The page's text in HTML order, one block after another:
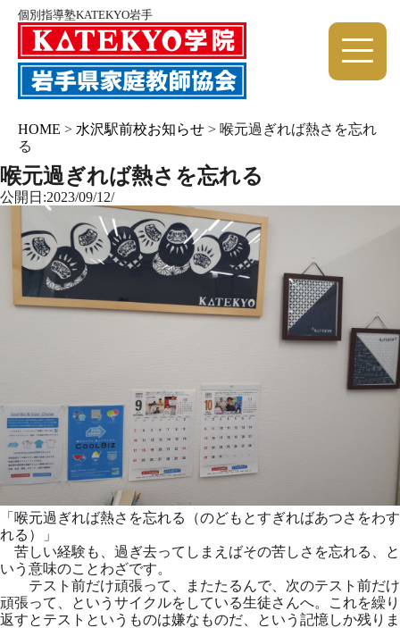
個別指導塾KATEKYO岩手
HOME > 水沢駅前校お知らせ > 喉元過ぎれば熱さを忘れ
る
喉元過ぎれば熱さを忘れる
公開日:2023/09/12/
「喉元過ぎれば熱さを忘れる（のどもとすぎればあつさをわす
れる）」
苦しい経験も、過ぎ去ってしまえばその苦しさを忘れる、と
いう意味のことわざです。
テスト前だけ頑張って、またたるんで、次のテスト前だけ
頑張って、というサイクルをしている生徒さんへ。これを繰り
返すとテストというものは嫌なものだ、という記憶しか残りま